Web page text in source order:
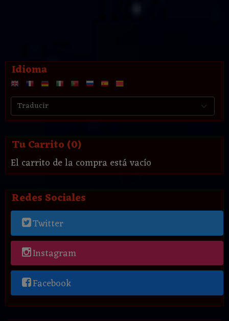
Idioma
Tu Carrito (0)
El carrito de la compra está vacío
Redes Sociales
Twitter
Instagram
Facebook